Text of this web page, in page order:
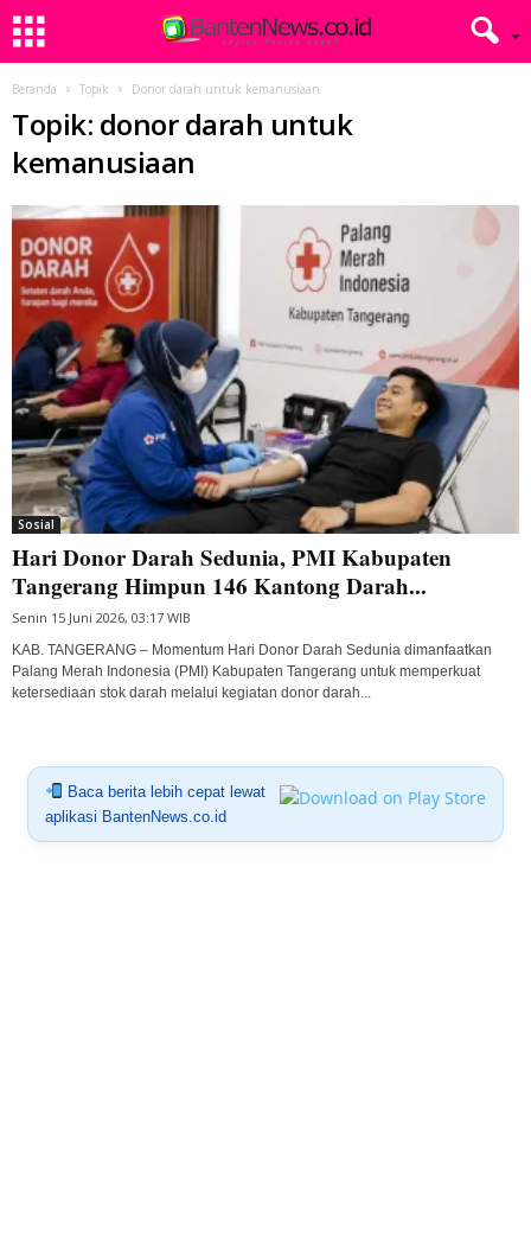
Beranda Topik Donor darah untuk kemanusiaan
Topik: donor darah untuk
kemanusiaan
Sosial
Hari Donor Darah Sedunia, PMI Kabupaten
Tangerang Himpun 146 Kantong Darah...
Senin 15 Juni 2026, 03:17 WIB
KAB. TANGERANG – Momentum Hari Donor Darah Sedunia dimanfaatkan
Palang Merah Indonesia (PMI) Kabupaten Tangerang untuk memperkuat
ketersediaan stok darah melalui kegiatan donor darah...
Baca berita lebih cepat lewat
aplikasi BantenNews.co.id